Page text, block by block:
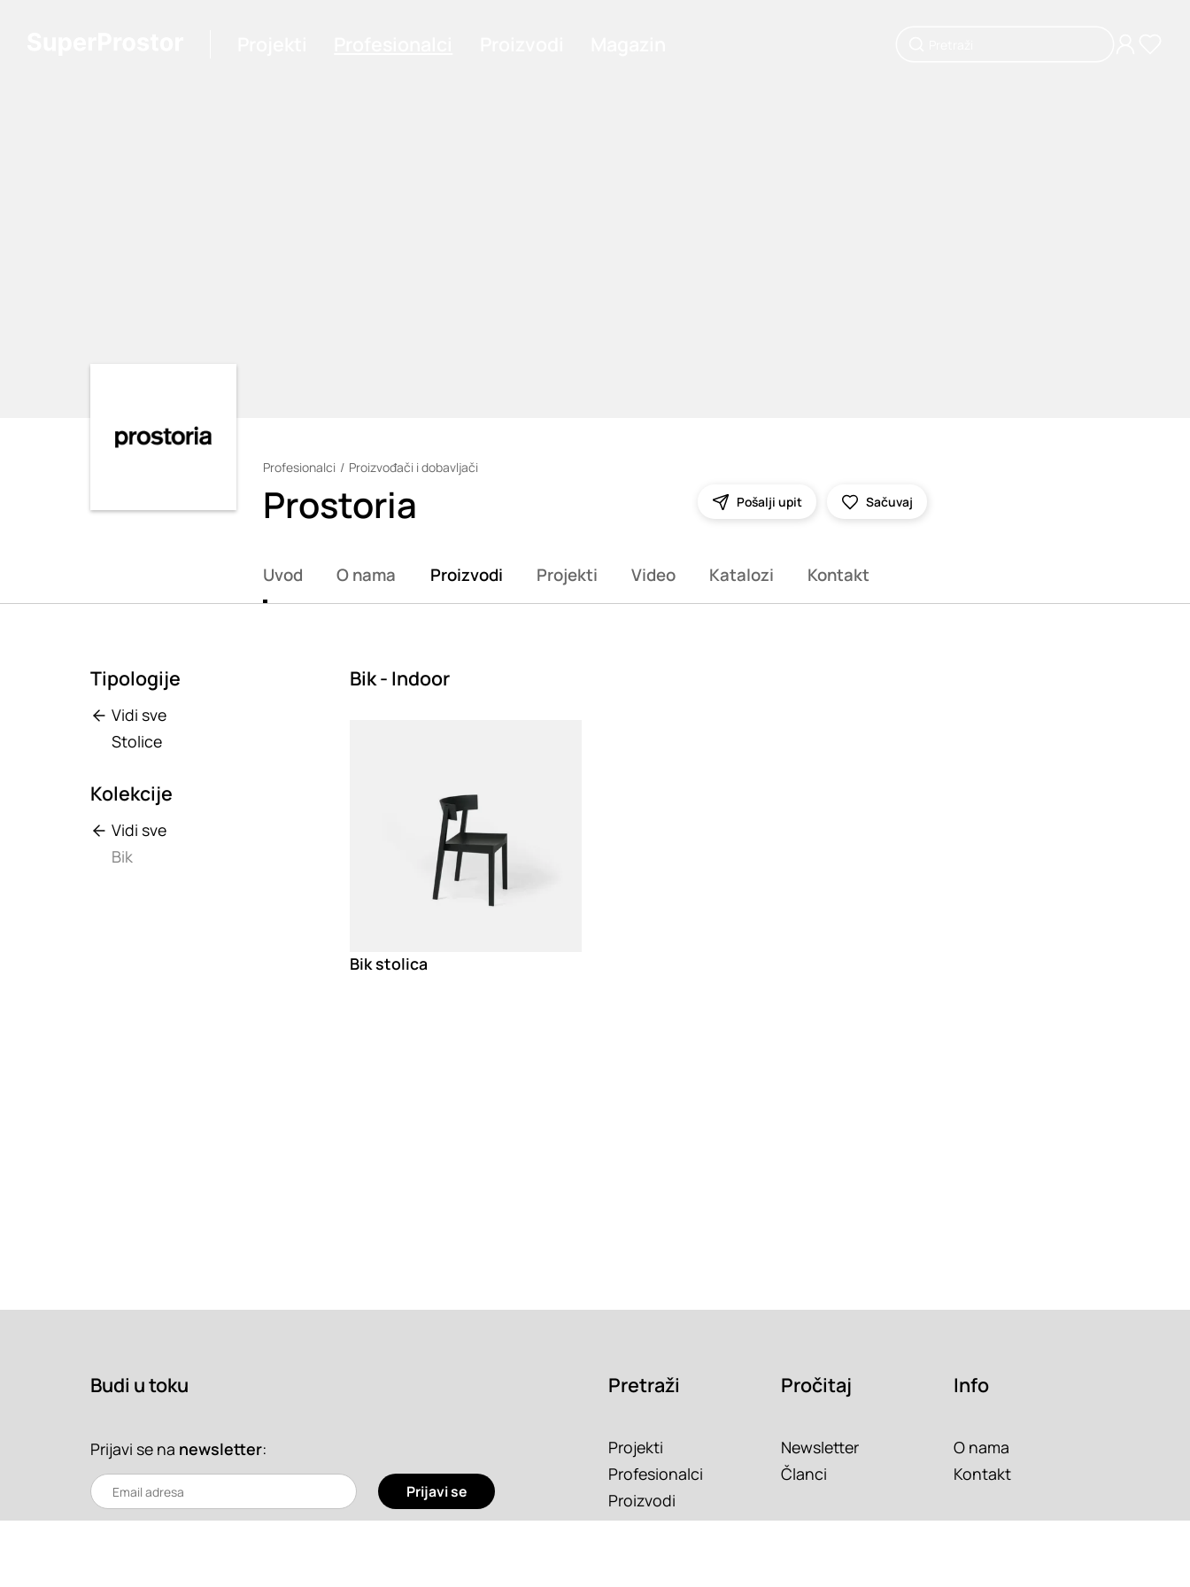
Profesionalci Proizvođači i dobavljači
Prostoria Pošalji upit Sačuvaj
Uvod O nama Proizvodi Projekti Video Katalozi Kontakt
Tipologije
Vidi sve
Stolice
Kolekcije
Vidi sve
Bik
Bik - Indoor
Bik stolica
Budi u toku
Prijavi se na newsletter:
Prijavi se
Pretraži
Projekti
Profesionalci
Proizvodi
Pročitaj
Newsletter
Članci
Info
O nama
Kontakt